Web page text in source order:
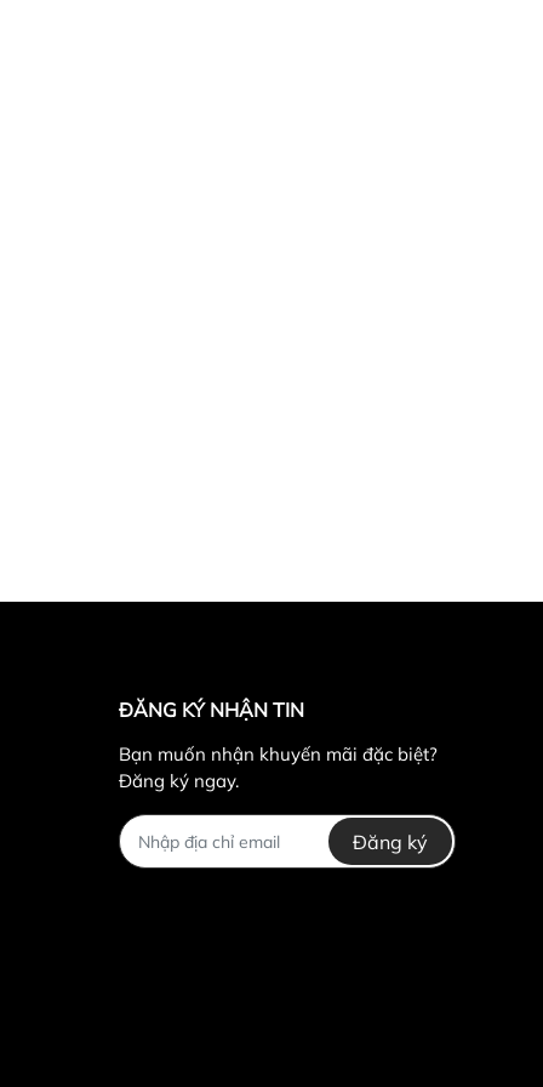
ĐĂNG KÝ NHẬN TIN
Bạn muốn nhận khuyến mãi đặc biệt?
Đăng ký ngay.
Đăng ký